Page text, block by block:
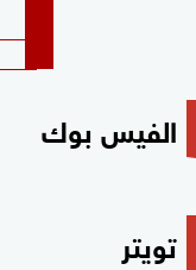
الفيس بوك
تويتر